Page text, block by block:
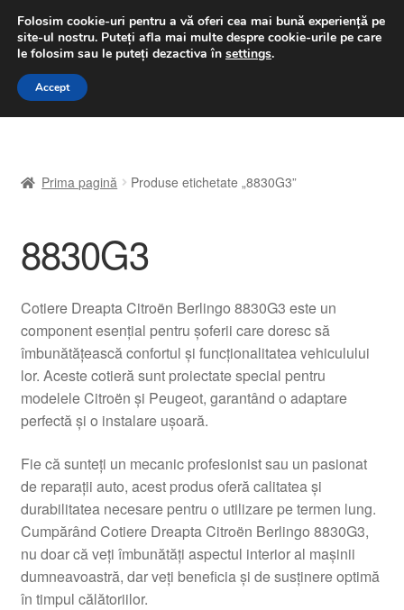
LIVRARE de la 33 lei
luni-vineri 9 a.m. - 4 p.m.031 229 6816
Sari
Sari
A lua legatura
Contul meu
Despre noi
Finalizare comandă
Livrare
Livrare în toată lumea
Plângere
Plățile
Prima pagină Produse etichetate „8830G3”
8830G3
Cotiere Dreapta Citroën Berlingo 8830G3 este un
component esențial pentru șoferii care doresc să
îmbunătățească confortul și funcționalitatea vehiculului
lor. Aceste cotieră sunt proiectate special pentru
modelele Citroën și Peugeot, garantând o adaptare
perfectă și o instalare ușoară.
Fie că sunteți un mecanic profesionist sau un pasionat
de reparații auto, acest produs oferă calitatea și
durabilitatea necesare pentru o utilizare pe termen lung.
Cumpărând Cotiere Dreapta Citroën Berlingo 8830G3,
nu doar că veți îmbunătăți aspectul interior al mașinii
dumneavoastră, dar veți beneficia și de susținere optimă
în timpul călătoriilor.
Folosim cookie-uri pentru a vă oferi cea mai bună experiență pe
site-ul nostru. Puteți afla mai multe despre cookie-urile pe care
le folosim sau le puteți dezactiva în settings.
Accept